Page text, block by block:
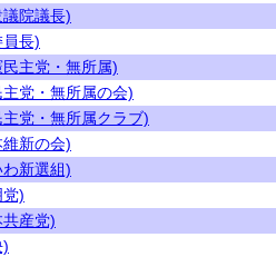
院議長)
長)
主党・無所属)
党・無所属の会)
党・無所属クラブ)
新の会)
新選組)
)
産党)
)